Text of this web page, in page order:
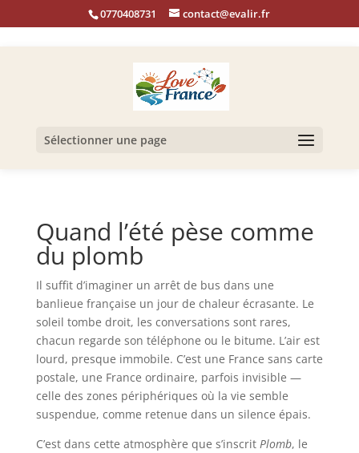
0770408731 contact@evalir.fr
Sélectionner une page
Quand l’été pèse comme
du plomb
Il suffit d’imaginer un arrêt de bus dans une
banlieue française un jour de chaleur écrasante. Le
soleil tombe droit, les conversations sont rares,
chacun regarde son téléphone ou le bitume. L’air est
lourd, presque immobile. C’est une France sans carte
postale, une France ordinaire, parfois invisible —
celle des zones périphériques où la vie semble
suspendue, comme retenue dans un silence épais.
C’est dans cette atmosphère que s’inscrit Plomb, le